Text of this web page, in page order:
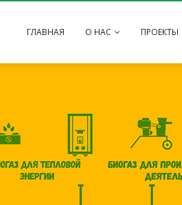
ГЛАВНАЯ О НАС ПРОЕКТЫ